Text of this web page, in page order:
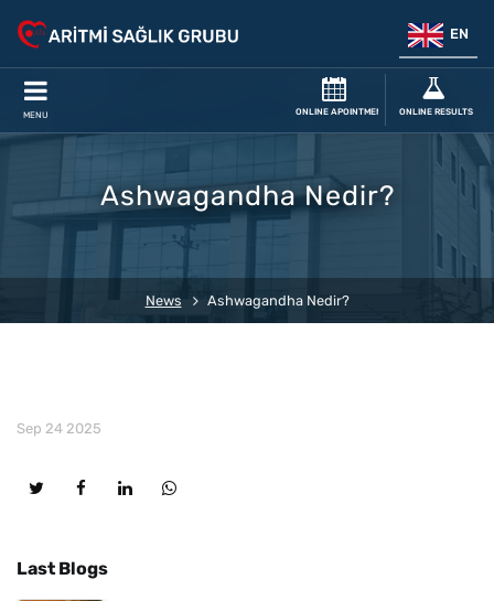
EN
MENU ONLINE APOINTMENT ONLINE RESULTS
Ashwagandha Nedir?
News Ashwagandha Nedir?
Sep 24 2025
Last Blogs